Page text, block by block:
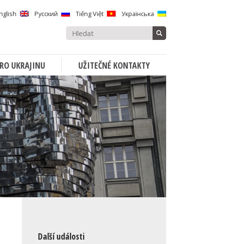
Русский Tiếng Việt Українська
UKRAJINU UŽITEČNÉ KONTAKTY
Další události